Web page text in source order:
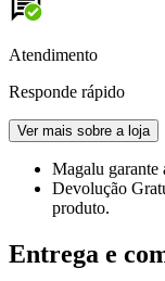
Atendimento
Responde rápido
Ver mais sobre a loja
Magalu garante
Devolução
produto.
Entrega e